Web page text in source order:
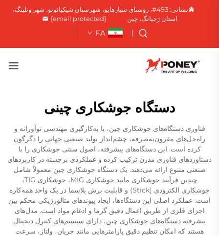
نشانی: 493#، روستای شیازهایو، شهرستان شیکیائوتو، شهر ونلینگ،
استان ژجیانگ، چین
[email protected]
FA
دستگاه جوشکاری چینی
فناوری دستگاه‌های جوشکاری چین، با به‌کارگیری مهندسی نوآورانه و
راه‌حل‌های مقرون‌به‌صرفه، چشم‌انداز تولید صنعتی جهانی را دگرگون
کرده است. این دستگاه‌های پیشرفته، اصول سنتی جوشکاری را با
دستاوردهای فناوری مدرن ترکیب کرده و عملکردی برجسته در کاربردهای
صنعتی متنوع ارائه می‌دهند. یک دستگاه جوشکاری چین معمولاً شامل
چندین فرآیند جوشکاری مانند جوشکاری MIG، جوشکاری TIG،
جوشکاری الکترودی (Stick) و قابلیت برش پلاسما در یک واحد همه‌کاره
است. عملکرد اصلی این دستگاه‌ها، ایجاد پیوندهای متالورژیکی محکم بین
اجزای فلزی از طریق اعمال دقیق گرما و ادغام مواد است. مدل‌های
پیشرفته دستگاه‌های جوشکاری چین، دارای سیستم‌های کنترل دیجیتال
هستند که امکان تنظیم دقیق پارامترهایی مانند جریان، ولتاژ، سرعت